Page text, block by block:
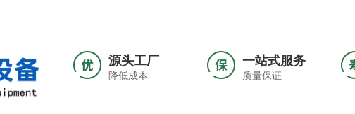
源头工厂
降低成本
一站式服务
质量保证